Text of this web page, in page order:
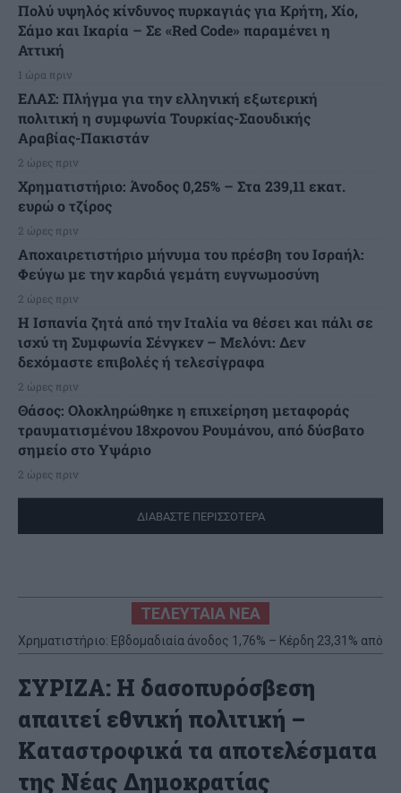
Πολύ υψηλός κίνδυνος πυρκαγιάς για Κρήτη, Χίο,
Σάμο και Ικαρία – Σε «Red Code» παραμένει η
Αττική
1 ώρα πριν
ΕΛΑΣ: Πλήγμα για την ελληνική εξωτερική
πολιτική η συμφωνία Τουρκίας-Σαουδικής
Αραβίας-Πακιστάν
2 ώρες πριν
Χρηματιστήριο: Άνοδος 0,25% – Στα 239,11 εκατ.
ευρώ ο τζίρος
2 ώρες πριν
Αποχαιρετιστήριο μήνυμα του πρέσβη του Ισραήλ:
Φεύγω με την καρδιά γεμάτη ευγνωμοσύνη
2 ώρες πριν
H Ισπανία ζητά από την Ιταλία να θέσει και πάλι σε
ισχύ τη Συμφωνία Σένγκεν – Μελόνι: Δεν
δεχόμαστε επιβολές ή τελεσίγραφα
2 ώρες πριν
Θάσος: Ολοκληρώθηκε η επιχείρηση μεταφοράς
τραυματισμένου 18χρονου Ρουμάνου, από δύσβατο
σημείο στο Υψάριο
2 ώρες πριν
ΔΙΑΒΑΣΤΕ ΠΕΡΙΣΣΟΤΕΡΑ